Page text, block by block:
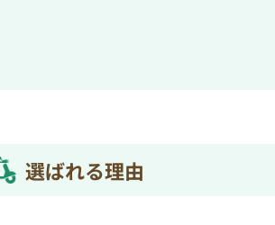
選ばれる理由